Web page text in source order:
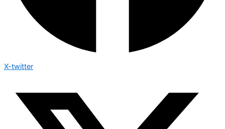
X-twitter